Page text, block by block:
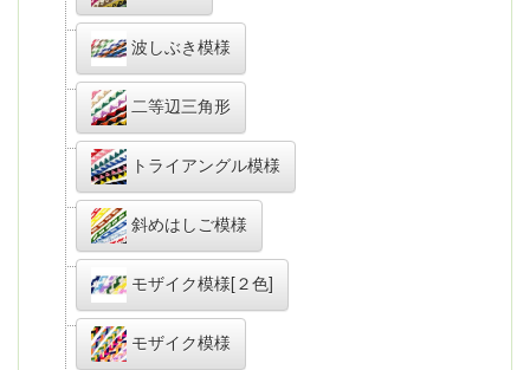
波しぶき模様
二等辺三角形
トライアングル模様
斜めはしご模様
モザイク模様[２色]
モザイク模様